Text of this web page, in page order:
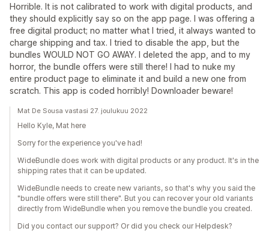
Horrible. It is not calibrated to work with digital products, and
they should explicitly say so on the app page. I was offering a
free digital product; no matter what I tried, it always wanted to
charge shipping and tax. I tried to disable the app, but the
bundles WOULD NOT GO AWAY. I deleted the app, and to my
horror, the bundle offers were still there! I had to nuke my
entire product page to eliminate it and build a new one from
scratch. This app is coded horribly! Downloader beware!
Mat De Sousa vastasi 27. joulukuu 2022
Hello Kyle, Mat here
Sorry for the experience you've had!
WideBundle does work with digital products or any product. It's in the
shipping rates that it can be updated.
WideBundle needs to create new variants, so that's why you said the
"bundle offers were still there". But you can recover your old variants
directly from WideBundle when you remove the bundle you created.
Did you contact our support? Or did you check our Helpdesk?